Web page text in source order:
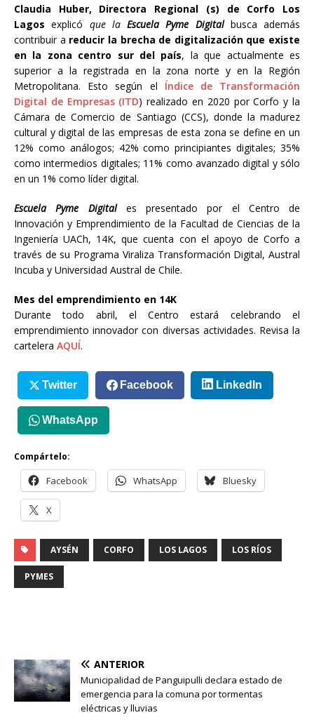
Claudia Huber, Directora Regional (s) de Corfo Los
Lagosexplicó que laEscuela Pyme Digitalbusca además
contribuir a reducir la brecha de digitalización que existe
en la zona centro sur del país, la que actualmente es
superior a la registrada en la zona norte y en la Región
Metropolitana. Esto según el Índice de Transformación
Digital de Empresas (ITD) realizado en 2020 por Corfo y la
Cámara de Comercio de Santiago (CCS), donde la madurez
cultural y digital de las empresas de esta zona se define en un
12% como análogos; 42% como principiantes digitales; 35%
como intermedios digitales; 11% como avanzado digital y sólo
en un 1% como líder digital.
Escuela Pyme Digital
es presentado por el Centro de
Innovación y Emprendimiento de la Facultad de Ciencias de la
Ingeniería UACh, 14K, que cuenta con el apoyo de Corfo a
través de su Programa Viraliza Transformación Digital, Austral
Incuba y Universidad Austral de Chile.
Mes del emprendimiento en 14K
Durante todo abril, el Centro estará celebrando el
emprendimiento innovador con diversas actividades. Revisa la
cartelera AQUÍ.
Twitter Facebook LinkedIn
WhatsApp
Compártelo:
Facebook WhatsApp Bluesky
X
AYSÉN CORFO LOS LAGOS LOS RÍOS
PYMES
ANTERIOR
Municipalidad de Panguipulli declara estado de
emergencia para la comuna por tormentas
eléctricas y lluvias